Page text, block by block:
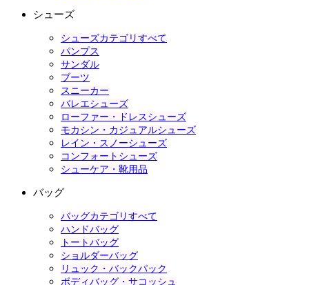
シューズ
シューズカテゴリすべて
パンプス
サンダル
ブーツ
スニーカー
バレエシューズ
ローファー・ドレスシューズ
モカシン・カジュアルシューズ
レイン・スノーシューズ
コンフォートシューズ
シューケア・靴用品
バッグ
バッグカテゴリすべて
ハンドバッグ
トートバッグ
ショルダーバッグ
リュック・バックパック
ボディバッグ・サコッシュ